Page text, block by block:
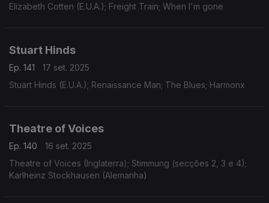
Elizabeth Cotten (E.U.A.); Freight Train; When I'm gone
Stuart Hinds
Ep. 141
17 set. 2025
Stuart Hinds (E.U.A.); Renaissance Man; The Blues; Harmonx
Theatre of Voices
Ep. 140
16 set. 2025
Theatre of Voices (Inglaterra); Stimmung (secções 2, 3 e 4);
Karlheinz Stockhausen (Alemanha)